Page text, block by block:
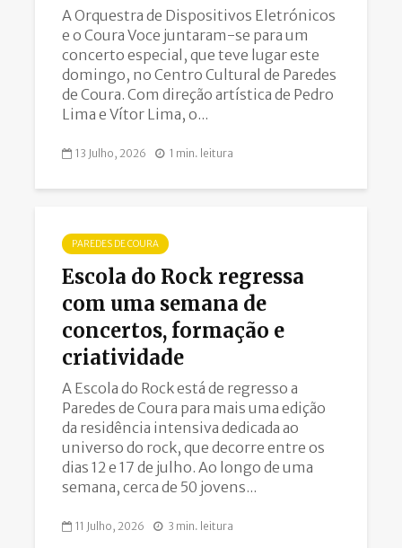
A Orquestra de Dispositivos Eletrónicos
e o Coura Voce juntaram-se para um
concerto especial, que teve lugar este
domingo, no Centro Cultural de Paredes
de Coura. Com direção artística de Pedro
Lima e Vítor Lima, o...
13 Julho, 2026 1 min. leitura
PAREDES DE COURA
Escola do Rock regressa
com uma semana de
concertos, formação e
criatividade
A Escola do Rock está de regresso a
Paredes de Coura para mais uma edição
da residência intensiva dedicada ao
universo do rock, que decorre entre os
dias 12 e 17 de julho. Ao longo de uma
semana, cerca de 50 jovens...
11 Julho, 2026 3 min. leitura